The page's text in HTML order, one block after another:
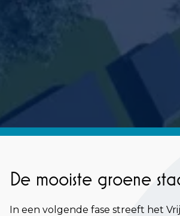
De mooiste groene
In een volgende fase streeft het